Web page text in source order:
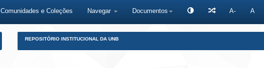
Comunidades e Coleções Navegar Documentos A- A
REPOSITÓRIO INSTITUCIONAL DA UNB